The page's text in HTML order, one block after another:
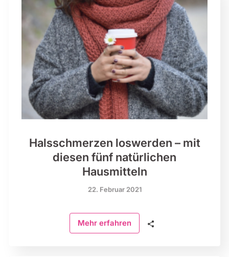
Halsschmerzen loswerden – mit
diesen fünf natürlichen
Hausmitteln
22. Februar 2021
Mehr erfahren 🗣